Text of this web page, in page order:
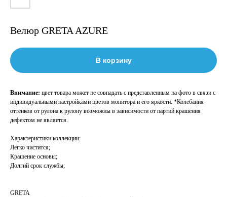
Велюр GRETA AZURE
В корзину
Внимание: цвет товара может не совпадать с представленным на фото в связи с
индивидуальными настройками цветов монитора и его яркости. *Колебания
оттенков от рулона к рулону возможны в зависимости от партий крашения
дефектом не является.
Характеристики коллекции:
Легко чистится;
Крашение основы;
Долгий срок службы;
GRETA